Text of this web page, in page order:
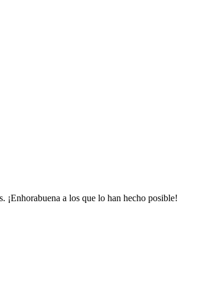
¡Enhorabuena a los que lo han hecho posible!